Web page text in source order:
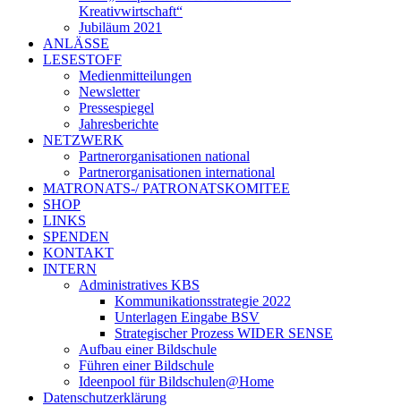
Kreativwirtschaft“
Jubiläum 2021
ANLÄSSE
LESESTOFF
Medienmitteilungen
Newsletter
Pressespiegel
Jahresberichte
NETZWERK
Partnerorganisationen national
Partnerorganisationen international
MATRONATS-/ PATRONATSKOMITEE
SHOP
LINKS
SPENDEN
KONTAKT
INTERN
Administratives KBS
Kommunikationsstrategie 2022
Unterlagen Eingabe BSV
Strategischer Prozess WIDER SENSE
Aufbau einer Bildschule
Führen einer Bildschule
Ideenpool für Bildschulen@Home
Datenschutzerklärung